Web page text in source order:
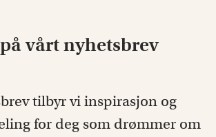
vårt nyhetsbrev
tilbyr vi inspirasjon og
for deg som drømmer om